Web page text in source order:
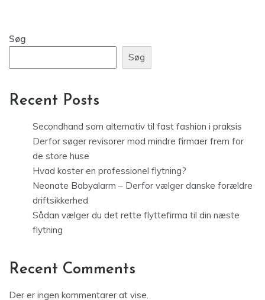
Søg
Søg
Recent Posts
Secondhand som alternativ til fast fashion i praksis
Derfor søger revisorer mod mindre firmaer frem for
de store huse
Hvad koster en professionel flytning?
Neonate Babyalarm – Derfor vælger danske forældre
driftsikkerhed
Sådan vælger du det rette flyttefirma til din næste
flytning
Recent Comments
Der er ingen kommentarer at vise.